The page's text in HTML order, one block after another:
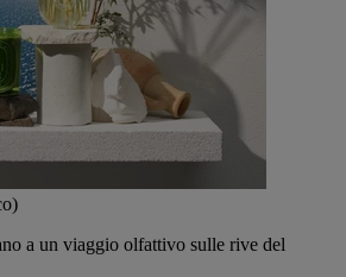
a un viaggio olfattivo sulle rive del